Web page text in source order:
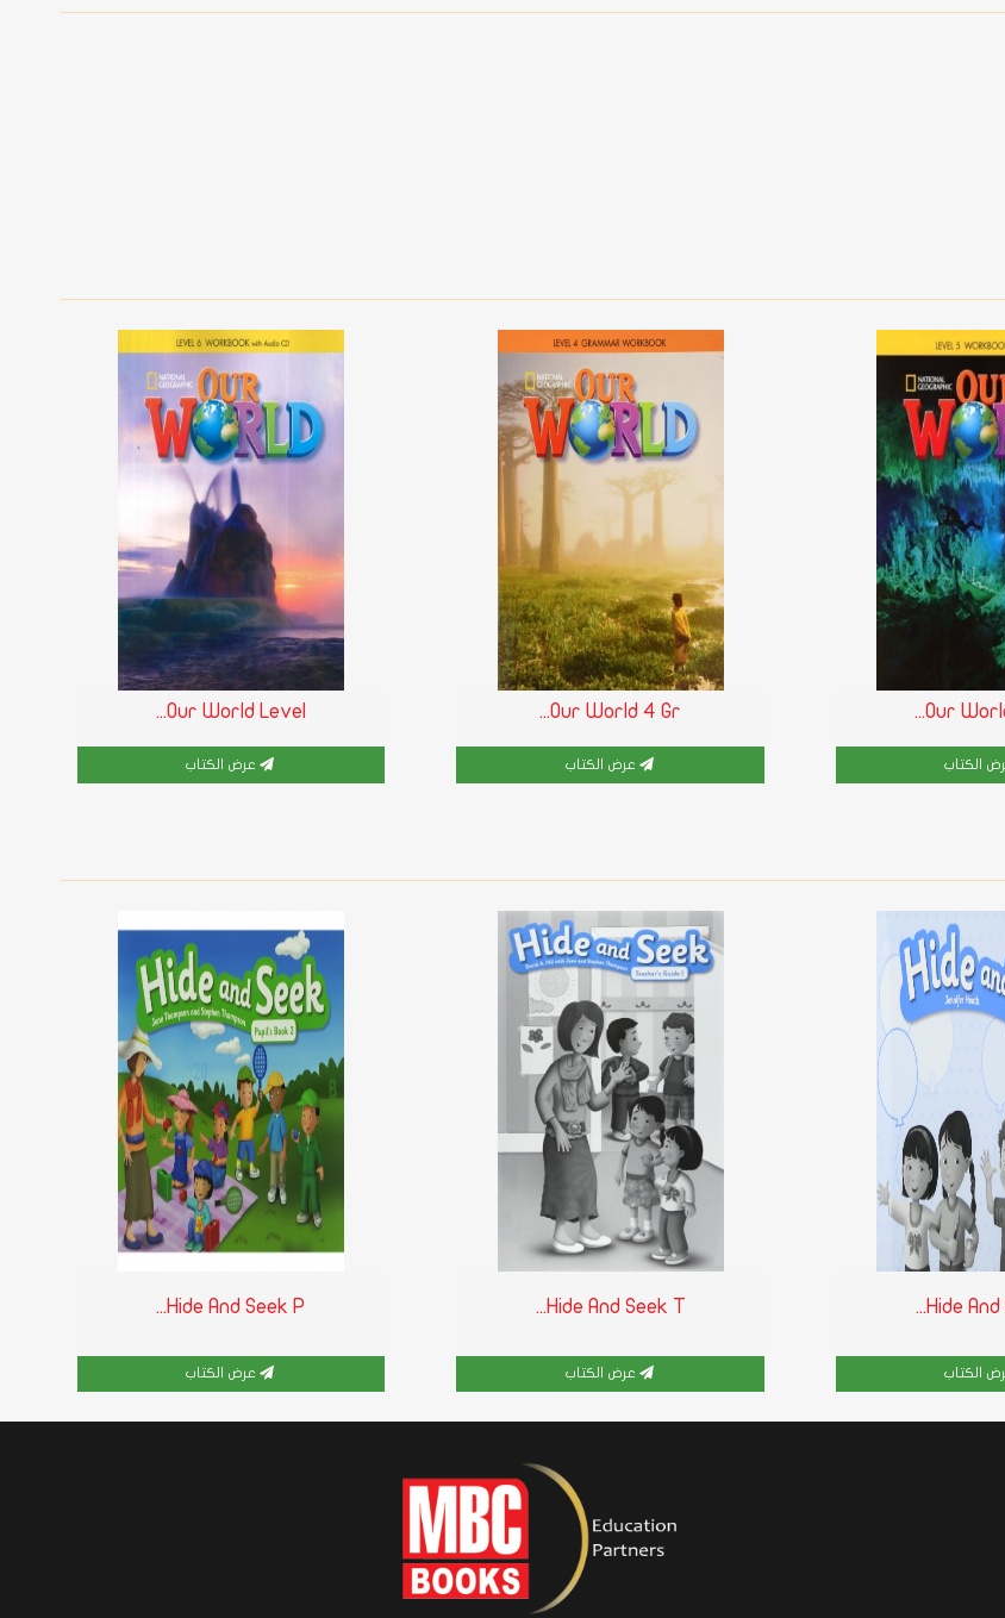
Our
الكتاب
Our World 4 Gr...
عرض الكتاب
Our World Level...
عرض الكتاب
Hide And
الكتاب
Hide And Seek T...
عرض الكتاب
Hide And Seek P...
عرض الكتاب